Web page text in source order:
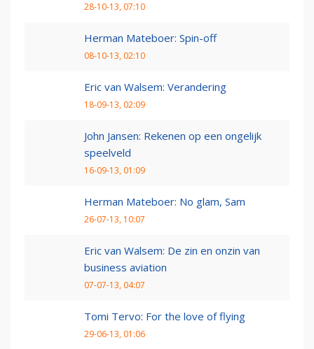
28-10-13, 07:10
Herman Mateboer: Spin-off
08-10-13, 02:10
Eric van Walsem: Verandering
18-09-13, 02:09
John Jansen: Rekenen op een ongelijk
speelveld
16-09-13, 01:09
Herman Mateboer: No glam, Sam
26-07-13, 10:07
Eric van Walsem: De zin en onzin van
business aviation
07-07-13, 04:07
Tomi Tervo: For the love of flying
29-06-13, 01:06